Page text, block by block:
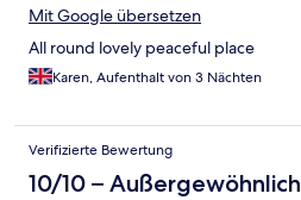
Mit Google übersetzen
All round lovely peaceful place
Karen, Aufenthalt von 3 Nächten
Verifizierte Bewertung
10/10 – Außergewöhnlich